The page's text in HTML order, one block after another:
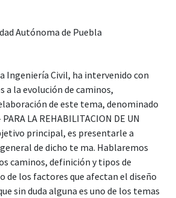
Autónoma de Puebla
Ingeniería Civil, ha intervenido con
a la evolución de caminos,
de este tema, denominado
LA REHABILITACION DE UN
principal, es presentarle a
de dicho te ma. Hablaremos
caminos, definición y tipos de
de los factores que afectan el diseño
sin duda alguna es uno de los temas